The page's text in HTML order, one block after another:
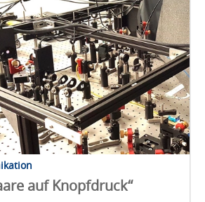
auf Knopfdruck“